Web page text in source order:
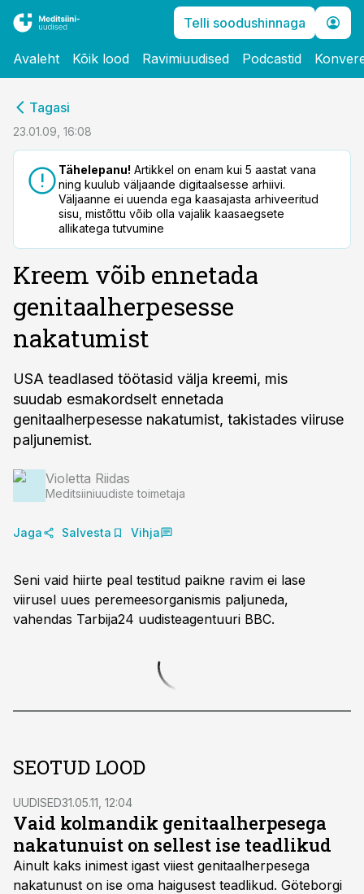
Telli soodushinnaga
Avaleht Kõik lood Ravimiuudised Podcastid
Tagasi
23.01.09, 16:08
Tähelepanu! Artikkel on enam kui 5 aastat vana
ning kuulub väljaande digitaalsesse arhiivi.
Väljaanne ei uuenda ega kaasajasta arhiveeritud
sisu, mistõttu võib olla vajalik kaasaegsete
allikatega tutvumine
Kreem võib ennetada
genitaalherpesesse
nakatumist
USA teadlased töötasid välja kreemi, mis
suudab esmakordselt ennetada
genitaalherpesesse nakatumist, takistades viiruse
paljunemist.
Violetta Riidas
Meditsiiniuudiste toimetaja
Jaga Salvesta Vihja
Seni vaid hiirte peal testitud paikne ravim ei lase
viirusel uues peremeesorganismis paljuneda,
vahendas Tarbija24 uudisteagentuuri BBC.
SEOTUD LOOD
UUDISED31.05.11, 12:04
Vaid kolmandik genitaalherpesega
nakatunuist on sellest ise teadlikud
Ainult kaks inimest igast viiest genitaalherpesega
nakatunust on ise oma haigusest teadlikud. Göteborgi